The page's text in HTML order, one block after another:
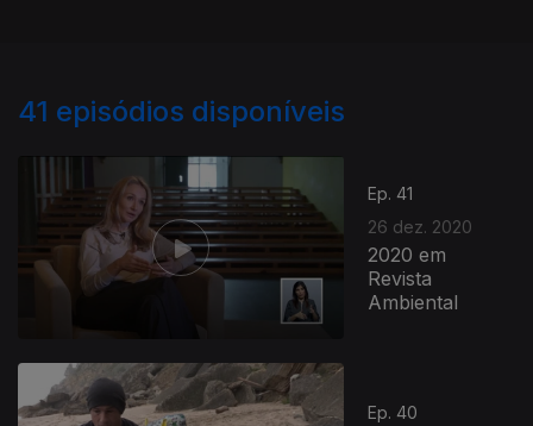
41 episódios disponíveis
Ep. 41
26 dez. 2020
2020 em
Revista
Ambiental
Ep. 40